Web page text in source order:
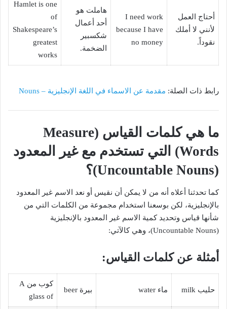
أحتاج العمل
لأنني لا أملك
نقوداً.
I need work
because I have
no money
هاملت هو
أحد أعمال
شكسبير
الضخمة.
Hamlet is one
of
Shakespeare’s
greatest
works
رابط ذات الصلة: مقدمة عن الاسماء في اللغة الإنجليزية – Nouns
ما هي كلمات القياس (Measure
Words) التي تستخدم مع غير المعدود
(Uncountable Nouns)؟
كما تحدثنا أعلاه أنه من لا يمكن أن نقيس أو نعد الاسم غير المعدود
بالإنجليزية، لكن بوسعنا استخدام مجموعة من الكلمات التي من
شأنها قياس وتحديد كمية الاسم غير المعدود بالإنجليزية
(Uncountable Nouns)، وهي كالآتي:
أمثلة عن كلمات القياس:
حليب milk ماء water بيرة beer
كوب من A
glass of